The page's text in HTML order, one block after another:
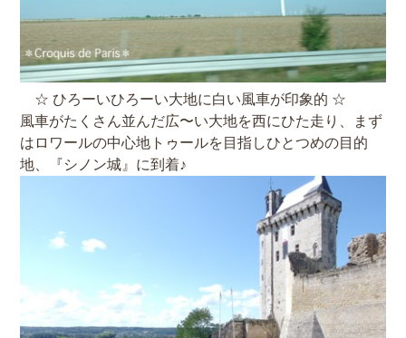
☆ ひろーいひろーい大地に白い風車が印象的 ☆
風車がたくさん並んだ広〜い大地を西にひた走り、まず
はロワールの中心地トゥールを目指しひとつめの目的
地、『シノン城』に到着♪